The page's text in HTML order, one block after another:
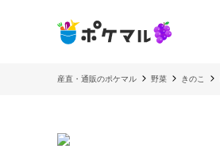
産直・通販のポケマル 野菜 きのこ